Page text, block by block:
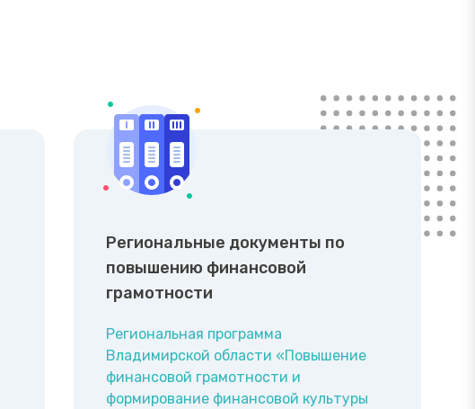
Региональные документы по
повышению финансовой
грамотности
Региональная программа
Владимирской области «Повышение
финансовой грамотности и
формирование финансовой культуры